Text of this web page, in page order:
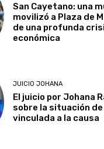
San Cayetano: una
movilizó a Plaza de
de una profunda
económica
JUICIO JOHANA
El juicio por Johana
sobre la situación de
vinculada a la causa